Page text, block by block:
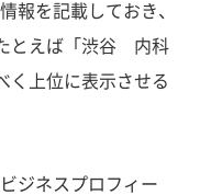
報を記載しておき、
とえば「渋谷 内科
く上位に表示させる
ジネスプロフィー